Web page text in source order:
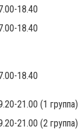
18.40
18.40
18.40
21.00 (1 группа)
21.00 (2 группа)